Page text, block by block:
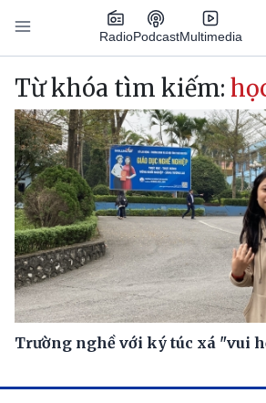
Nhảy đến nội dung
RadioPodcastMultimedia
Main navigation
Từ khóa tìm kiếm:
Trường nghề với ký túc xá "vui